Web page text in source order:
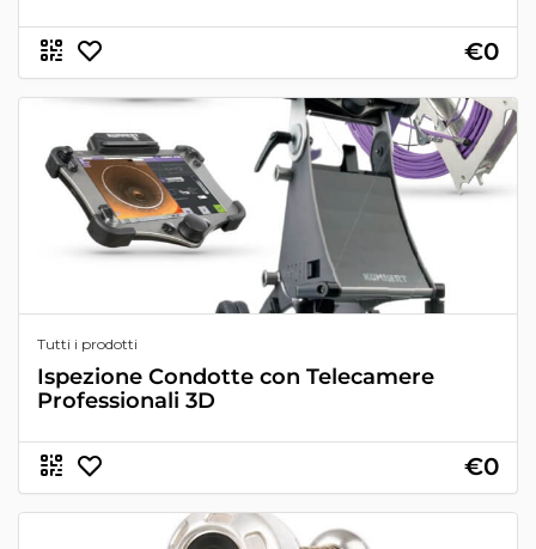
€0
Tutti i prodotti
Ispezione Condotte con Telecamere
Professionali 3D
€0